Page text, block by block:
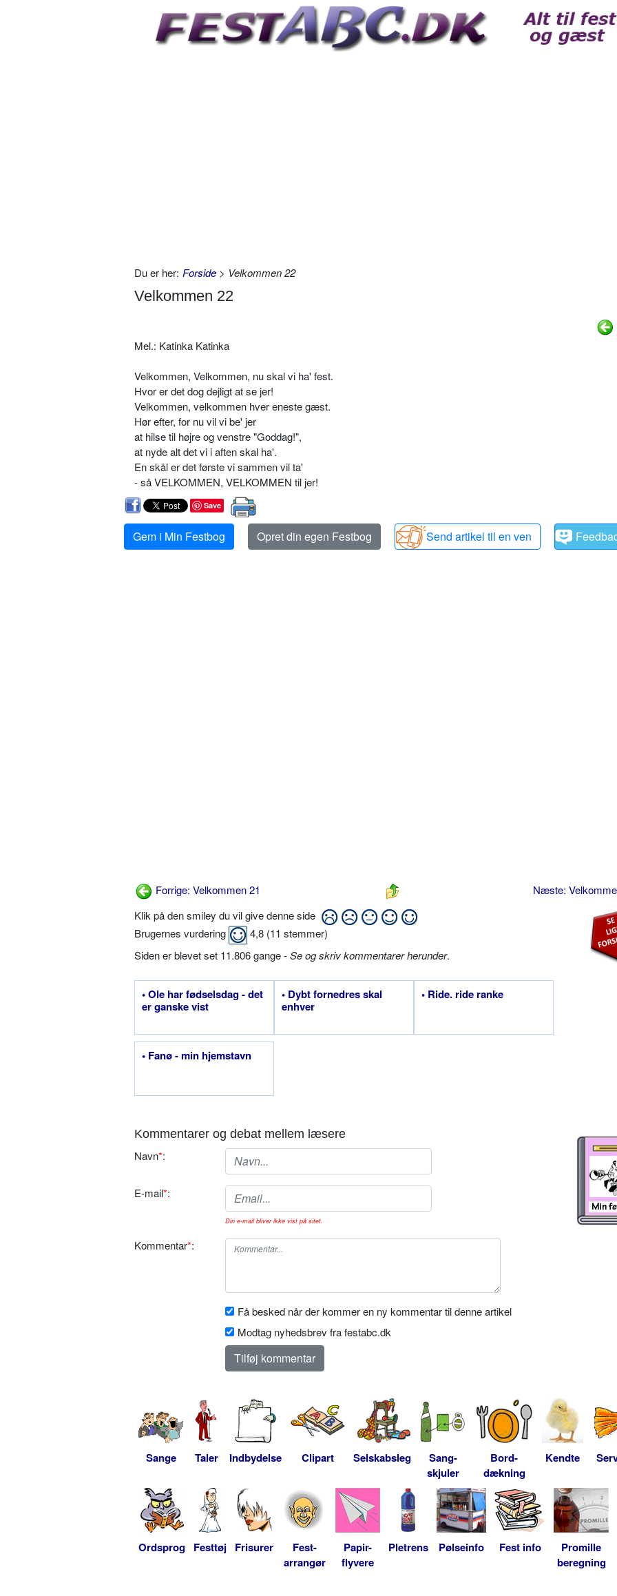
Du er her: Forside > Velkommen 22
Velkommen 22
Mel.: Katinka Katinka
Velkommen, Velkommen, nu skal vi ha' fest.
Hvor er det dog dejligt at se jer!
Velkommen, velkommen hver eneste gæst.
Hør efter, for nu vil vi be' jer
at hilse til højre og venstre "Goddag!",
at nyde alt det vi i aften skal ha'.
En skål er det første vi sammen vil ta'
- så VELKOMMEN, VELKOMMEN til jer!
Save
Gem i Min Festbog Opret din egen Festbog Send artikel til en ven
Forrige: Velkommen 21
Næste:
Klik på den smiley du vil give denne side
Brugernes vurdering
4,8 (11 stemmer)
Siden er blevet set 11.806 gange -Se og skriv kommentarer herunder.
• Ole har fødselsdag - det
er ganske vist
• Dybt fornedres skal
enhver
• Ride. ride ranke
• Fanø - min hjemstavn
Kommentarer og debat mellem læsere
Navn*:
E-mail*:
Din e-mail bliver ikke vist på sitet.
Kommentar*:
Få besked når der kommer en ny kommentar til denne artikel
Modtag nyhedsbrev fra festabc.dk
Sange Taler Indbydelse Clipart Selskabsleg
Sang-
skjuler
Bord-
dækning
Kendte
Ordsprog Festtøj Frisurer
Fest-
arrangør
Papir-
flyvere
Pletrens Pølseinfo Fest info
Promille
beregning